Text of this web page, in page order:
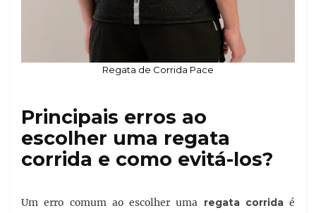
Regata de Corrida Pace
Principais erros ao
escolher uma regata
corrida e como evitá-los?
Um erro comum ao escolher uma regata corridaé